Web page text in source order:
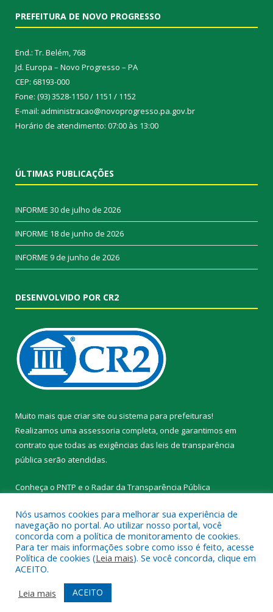
PREFEITURA DE NOVO PROGRESSO
End.: Tr. Belém, 768
Jd. Europa – Novo Progresso – PA
CEP: 68193-000
Fone: (93) 3528-1150 / 1151 / 1152
E-mail: administracao@novoprogresso.pa.gov.br
Horário de atendimento: 07:00 às 13:00
ÚLTIMAS PUBLICAÇÕES
INFORME 30 de julho de 2026
INFORME 18 de junho de 2026
INFORME 9 de junho de 2026
DESENVOLVIDO POR CR2
Muito mais que criar site ou sistema para prefeituras!
Realizamos uma assessoria completa, onde garantimos em
contrato que todas as exigências das leis de transparência
pública serão atendidas.
Conheça o PNTP e o Radar da Transparência Pública
Todos os direitos reservados a Prefeitura Municipal de Novo
Progresso.
Mapa do Site
Acessar Área Administrativa
Acessar Webmail
Nós usamos cookies para melhorar sua experiência de
navegação no portal. Ao utilizar nosso portal, você
concorda com a política de monitoramento de cookies.
Para ter mais informações sobre como isso é feito, acesse
Política de cookies (Leia mais). Se você concorda, clique em
ACEITO.
Leia mais
ACEITO